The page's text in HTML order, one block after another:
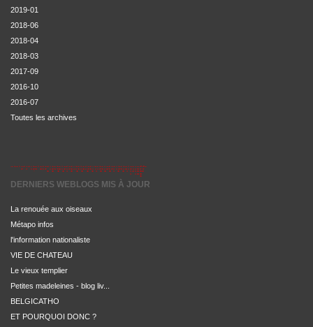
2019-01
2018-06
2018-04
2018-03
2017-09
2016-10
2016-07
Toutes les archives
DERNIERS WEBLOGS MIS À JOUR
La renouée aux oiseaux
Métapo infos
l'information nationaliste
VIE DE CHATEAU
Le vieux templier
Petites madeleines - blog liv...
BELGICATHO
ET POURQUOI DONC ?